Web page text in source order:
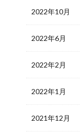
2022年10月
2022年6月
2022年2月
2022年1月
2021年12月